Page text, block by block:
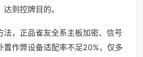
到控牌目的。
法，正品雀友全系主板加密、信号
置作弊设备适配率不足20%，仅多